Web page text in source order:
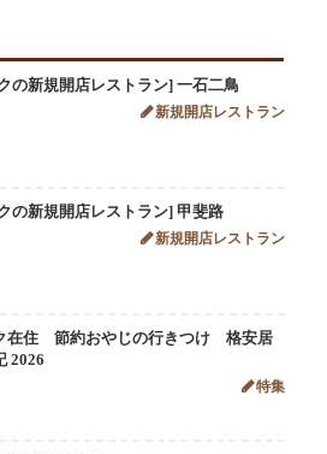
の新規開店レストラン] 一石二鳥
新規開店レストラン
の新規開店レストラン] 甲斐路
新規開店レストラン
在住 節約おやじの行きつけ 格安居
2026
特集